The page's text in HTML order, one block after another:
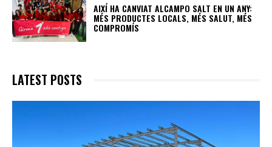
AIXÍ HA CANVIAT ALCAMPO SALT EN UN ANY:
MÉS PRODUCTES LOCALS, MÉS SALUT, MÉS
COMPROMÍS
LATEST POSTS